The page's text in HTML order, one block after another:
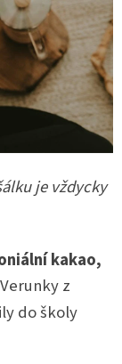
je vždycky
kakao,
z
do školy